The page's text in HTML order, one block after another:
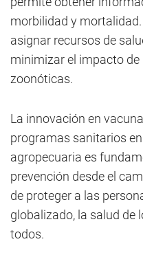
morbilidad y
asignar recursos de
minimizar el impacto de
zoonóticas.
La innovación en
programas sanitarios
agropecuaria es
prevención desde el
de proteger a las
globalizado, la salud de
todos.